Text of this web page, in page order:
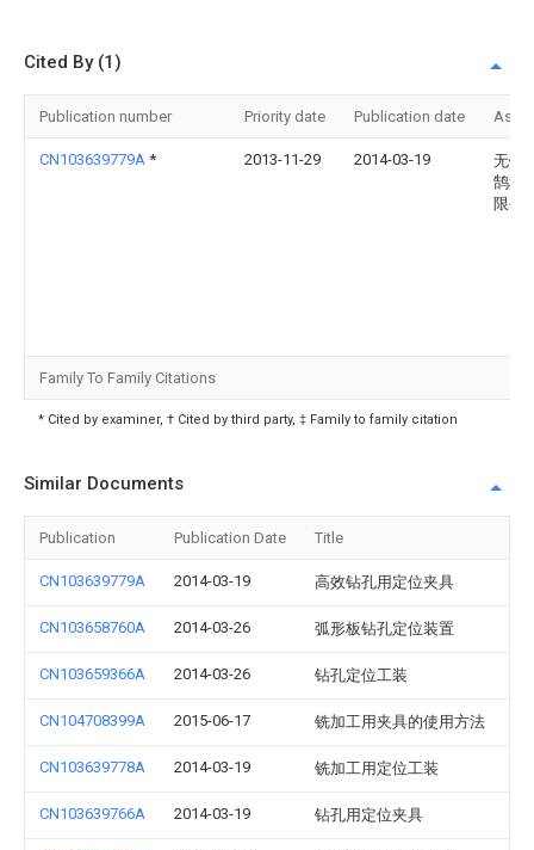
Cited By (1)
Publication number Priority date Publication date
CN103639779A * 2013-11-29 2014-03-19
无锡
鹄科
限公
Family To Family Citations
* Cited by examiner, † Cited by third party, ‡ Family to family citation
Similar Documents
Publication Publication Date Title
CN103639779A 2014-03-19 高效钻孔用定位夹具
CN103658760A 2014-03-26 弧形板钻孔定位装置
CN103659366A 2014-03-26 钻孔定位工装
CN104708399A 2015-06-17 铣加工用夹具的使用方法
CN103639778A 2014-03-19 铣加工用定位工装
CN103639766A 2014-03-19 钻孔用定位夹具